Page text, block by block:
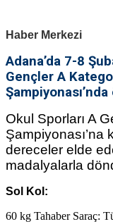
Haber Merkezi
Adana’da 7-8
Gençler A
Okul Sporları A
Şampiyonası’na
dereceler elde
madalyalarla
Sol Kol:
60 kg Tahaber Saraç: